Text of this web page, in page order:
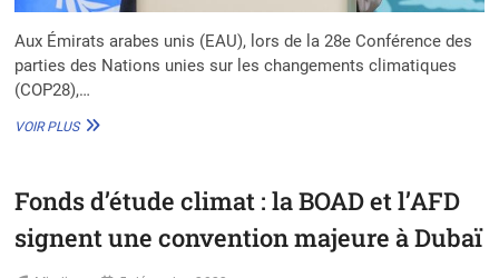
Aux Émirats arabes unis (EAU), lors de la 28e Conférence des
parties des Nations unies sur les changements climatiques
(COP28),…
VOIR PLUSFONDS
HISTORIQUE
250
Fonds d’étude climat : la BOAD et l’AFD
signent une convention majeure à Dubaï